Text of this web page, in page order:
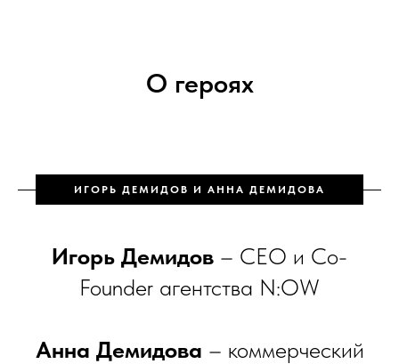
О героях
ИГОРЬ ДЕМИДОВ И АННА ДЕМИДОВА
Игорь Демидов – CEO и Co-
Founder агентства N:OW
Анна Демидова – коммерческий